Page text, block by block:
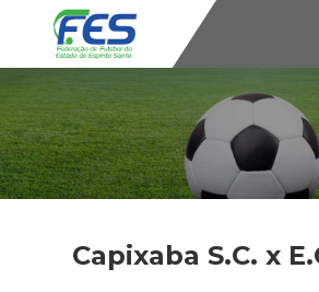
Capixaba S.C. x